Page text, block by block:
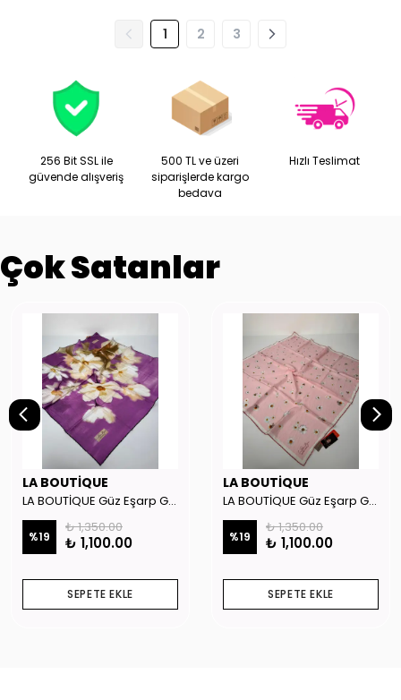
1 2 3
256 Bit SSL ile
güvende alışveriş
500 TL ve üzeri
siparişlerde kargo
bedava
Hızlı Teslimat
Çok Satanlar
LA BOUTİQUE
LA BOUTİQUE Güz Eşarp GYSE262908
%19
₺ 1,350.00
₺ 1,100.00
SEPETE EKLE
LA BOUTİQUE
LA BOUTİQUE Güz Eşarp GYSE130804
%19
₺ 1,350.00
₺ 1,100.00
SEPETE EKLE